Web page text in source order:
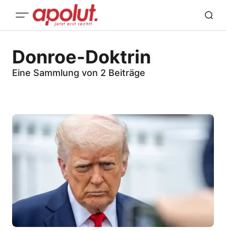
Donroe-Doktrin
Eine Sammlung von 2 Beiträge